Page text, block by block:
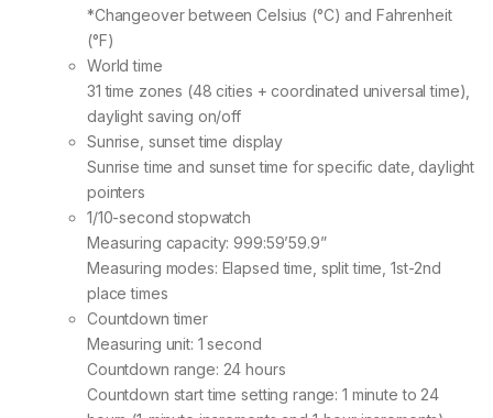
*Changeover between Celsius (°C) and Fahrenheit
(°F)
World time
31 time zones (48 cities + coordinated universal time),
daylight saving on/off
Sunrise, sunset time display
Sunrise time and sunset time for specific date, daylight
pointers
1/10-second stopwatch
Measuring capacity: 999:59’59.9”
Measuring modes: Elapsed time, split time, 1st-2nd
place times
Countdown timer
Measuring unit: 1 second
Countdown range: 24 hours
Countdown start time setting range: 1 minute to 24